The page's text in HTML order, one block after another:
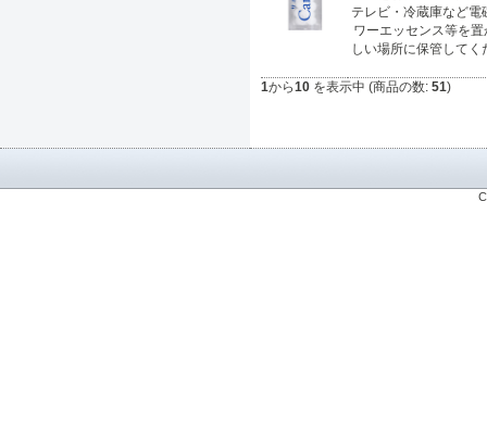
テレビ・冷蔵庫など
ワーエッセンス等を
しい場所に保管して
1から10を表示中 (商品の数: 51)